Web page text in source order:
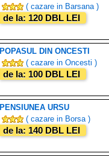
( cazare in Barsana )
de la: 120 DBL LEI
POPASUL DIN ONCESTI
( cazare in Oncesti )
de la: 100 DBL LEI
PENSIUNEA URSU
( cazare in Borsa )
de la: 140 DBL LEI